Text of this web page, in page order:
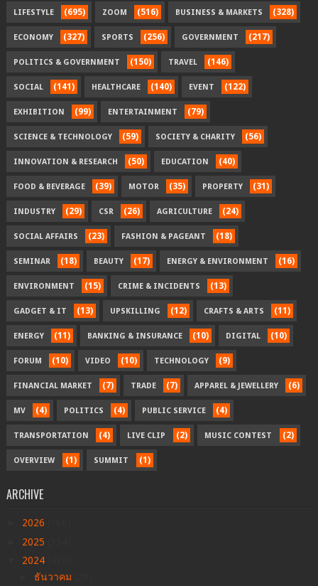
LIFESTYLE (695) ZOOM (516) BUSINESS & MARKETS (328)
ECONOMY (327) SPORTS (256) GOVERNMENT (217)
POLITICS & GOVERNMENT (150) TRAVEL (146)
SOCIAL (141) HEALTHCARE (140) EVENT (122)
EXHIBITION (99) ENTERTAINMENT (79)
SCIENCE & TECHNOLOGY (59) SOCIETY & CHARITY (56)
INNOVATION & RESEARCH (50) EDUCATION (40)
FOOD & BEVERAGE (39) MOTOR (35) PROPERTY (31)
INDUSTRY (29) CSR (26) AGRICULTURE (24)
SOCIAL AFFAIRS (23) FASHION & PAGEANT (18)
SEMINAR (18) BEAUTY (17) ENERGY & ENVIRONMENT (16)
ENVIRONMENT (15) CRIME & INCIDENTS (13)
GADGET & IT (13) UPSKILLING (12) CRAFTS & ARTS (11)
ENERGY (11) BANKING & INSURANCE (10) DIGITAL (10)
FORUM (10) VIDEO (10) TECHNOLOGY (9)
FINANCIAL MARKET (7) TRADE (7) APPAREL & JEWELLERY (6)
MV (4) POLITICS (4) PUBLIC SERVICE (4)
TRANSPORTATION (4) LIVE CLIP (2) MUSIC CONTEST (2)
OVERVIEW (1) SUMMIT (1)
ARCHIVE
2026
2025
2024
ธันวาคม